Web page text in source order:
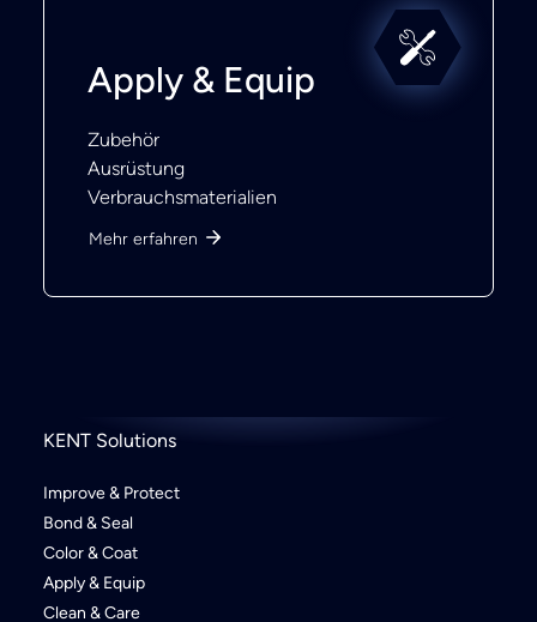
Apply & Equip
Zubehör
Ausrüstung
Verbrauchsmaterialien
Mehr erfahren
KENT Solutions
Improve & Protect
Bond & Seal
Color & Coat
Apply & Equip
Clean & Care